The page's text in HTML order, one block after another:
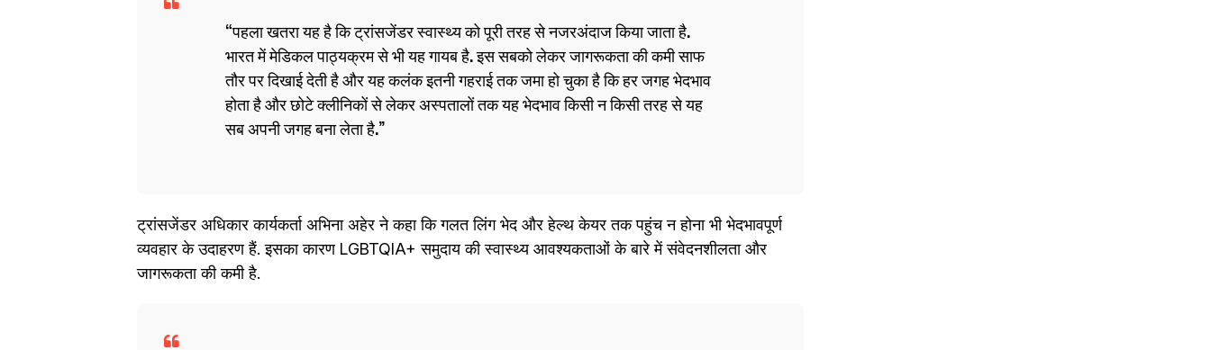
पहला खतरा यह है कि ट्रांसजेंडर स्वास्थ्य को पूरी तरह से नजरअंदाज किया जाता है.
भारत में मेडिकल पाठ्यक्रम से भी यह गायब है. इस सबको लेकर जागरूकता की कमी साफ
तौर पर दिखाई देती है और यह कलंक इतनी गहराई तक जमा हो चुका है कि हर जगह भेदभाव
होता है और छोटे क्लीनिकों से लेकर अस्पतालों तक यह भेदभाव किसी न किसी तरह से यह
सब अपनी जगह बना लेता है.
ट्रांसजेंडर अधिकार कार्यकर्ता अभिना अहेर ने कहा कि गलत लिंग भेद और हेल्‍थ केयर तक पहुंच न होना भी भेदभावपूर्ण
व्यवहार के उदाहरण हैं. इसका कारण LGBTQIA+ समुदाय की स्वास्थ्य आवश्यकताओं के बारे में संवेदनशीलता और
जागरूकता की कमी है.